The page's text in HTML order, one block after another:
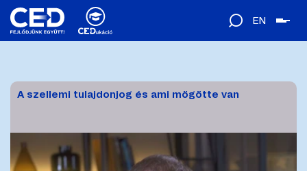
EN
A szellemi tulajdonjog és ami mögötte van